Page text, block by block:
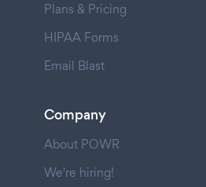
Plans & Pricing
HIPAA Forms
Email Blast
Company
About POWR
We're hiring!